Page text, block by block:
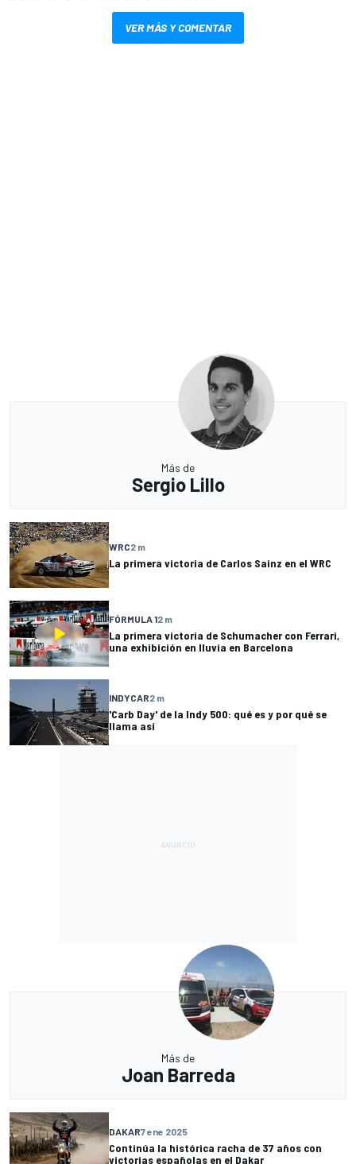
VER MÁS Y COMENTAR
Más de
Sergio Lillo
WRC2 m
La primera victoria de Carlos Sainz en el WRC
FÓRMULA 12 m
La primera victoria de Schumacher con Ferrari,
una exhibición en lluvia en Barcelona
INDYCAR2 m
'Carb Day' de la Indy 500: qué es y por qué se
llama así
Más de
Joan Barreda
DAKAR7 ene 2025
Continúa la histórica racha de 37 años con
victorias españolas en el Dakar